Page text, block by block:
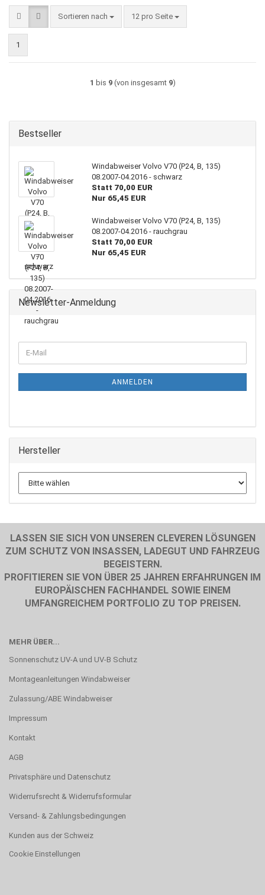
Sortieren nach
Sortieren nach 12 pro Seite
pro Seite
1
1 bis 9(von insgesamt 9)
Bestseller
Windabweiser Volvo V70 (P24, B, 135)
08.2007-04.2016 - schwarz
Statt 70,00 EUR
Nur 65,45 EUR
Windabweiser Volvo V70 (P24, B, 135)
08.2007-04.2016 - rauchgrau
Statt 70,00 EUR
Nur 65,45 EUR
Newsletter-Anmeldung
ZUR
E-
Mail
ANMELDEN
Hersteller
LASSEN SIE SICH VON UNSEREN CLEVEREN LÖSUNGEN
ZUM SCHUTZ VON INSASSEN, LADEGUT UND FAHRZEUG
BEGEISTERN.
PROFITIEREN SIE VON ÜBER 25 JAHREN ERFAHRUNGEN IM
EUROPÄISCHEN FACHHANDEL SOWIE EINEM
UMFANGREICHEM PORTFOLIO ZU TOP PREISEN.
MEHR ÜBER...
Sonnenschutz UV-A und UV-B Schutz
Montageanleitungen Windabweiser
Zulassung/ABE Windabweiser
Impressum
Kontakt
AGB
Privatsphäre und Datenschutz
Widerrufsrecht & Widerrufsformular
Versand- & Zahlungsbedingungen
Kunden aus der Schweiz
Cookie Einstellungen